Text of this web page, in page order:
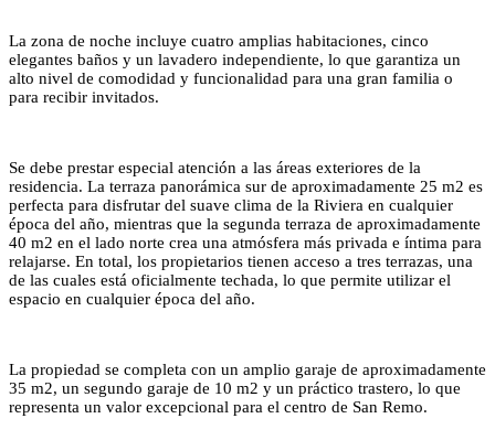
La zona de noche incluye cuatro amplias habitaciones, cinco
elegantes baños y un lavadero independiente, lo que garantiza un
alto nivel de comodidad y funcionalidad para una gran familia o
para recibir invitados.
Se debe prestar especial atención a las áreas exteriores de la
residencia. La terraza panorámica sur de aproximadamente 25 m2 es
perfecta para disfrutar del suave clima de la Riviera en cualquier
época del año, mientras que la segunda terraza de aproximadamente
40 m2 en el lado norte crea una atmósfera más privada e íntima para
relajarse. En total, los propietarios tienen acceso a tres terrazas, una
de las cuales está oficialmente techada, lo que permite utilizar el
espacio en cualquier época del año.
La propiedad se completa con un amplio garaje de aproximadamente
35 m2, un segundo garaje de 10 m2 y un práctico trastero, lo que
representa un valor excepcional para el centro de San Remo.